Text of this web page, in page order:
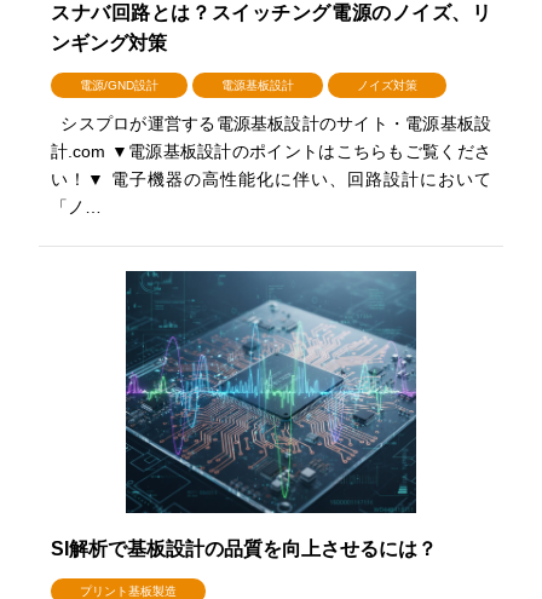
スナバ回路とは？スイッチング電源のノイズ、リ
ンギング対策
電源/GND設計 電源基板設計 ノイズ対策
シスプロが運営する電源基板設計のサイト・電源基板設
計.com ▼電源基板設計のポイントはこちらもご覧くださ
い！▼ 電子機器の高性能化に伴い、回路設計において
「ノ…
SI解析で基板設計の品質を向上させるには？
プリント基板製造